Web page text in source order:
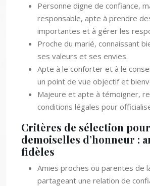
Personne digne de confiance,
responsable, apte à prendre
importantes et à gérer les
Proche du marié, connaissant
ses valeurs et ses envies.
Apte à le conforter et à le
un point de vue objectif et
Majeure et apte à témoigner,
conditions légales pour
Critères de sélection
demoiselles d’honneur :
fidèles
Amies proches ou parentes de
partageant une relation de